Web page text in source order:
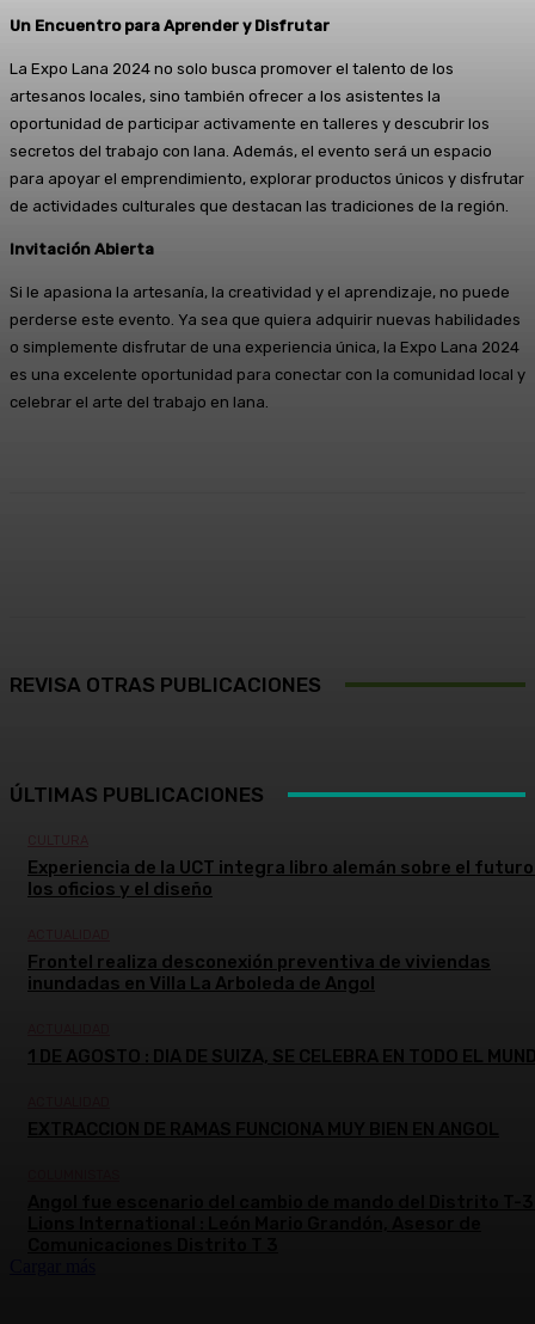
Un Encuentro para Aprender y Disfrutar
La Expo Lana 2024 no solo busca promover el talento de los
artesanos locales, sino también ofrecer a los asistentes la
oportunidad de participar activamente en talleres y descubrir los
secretos del trabajo con lana. Además, el evento será un espacio
para apoyar el emprendimiento, explorar productos únicos y disfrutar
de actividades culturales que destacan las tradiciones de la región.
Invitación Abierta
Si le apasiona la artesanía, la creatividad y el aprendizaje, no puede
perderse este evento. Ya sea que quiera adquirir nuevas habilidades
o simplemente disfrutar de una experiencia única, la Expo Lana 2024
es una excelente oportunidad para conectar con la comunidad local y
celebrar el arte del trabajo en lana.
REVISA OTRAS PUBLICACIONES
ÚLTIMAS PUBLICACIONES
Experiencia de la UCT integra libro alemán sobre el
los oficios y el diseño
Frontel realiza desconexión preventiva de viviendas
inundadas en Villa La Arboleda de Angol
1 DE AGOSTO : DIA DE SUIZA, SE CELEBRA EN TODO EL